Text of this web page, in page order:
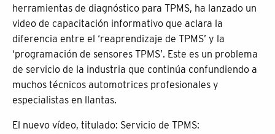
herramientas de diagnóstico para TPMS, ha lanzado un
video de capacitación informativo que aclara la
diferencia entre el ‘reaprendizaje de TPMS’ y la
‘programación de sensores TPMS’. Este es un problema
de servicio de la industria que continúa confundiendo a
muchos técnicos automotrices profesionales y
especialistas en llantas.
El nuevo vídeo, titulado: Servicio de TPMS: